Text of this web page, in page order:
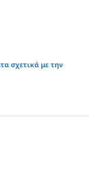
σχετικά με την